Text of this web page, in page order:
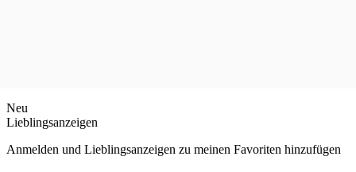
Neu
Lieblingsanzeigen
Anmelden und Lieblingsanzeigen zu meinen Favoriten hinzufügen